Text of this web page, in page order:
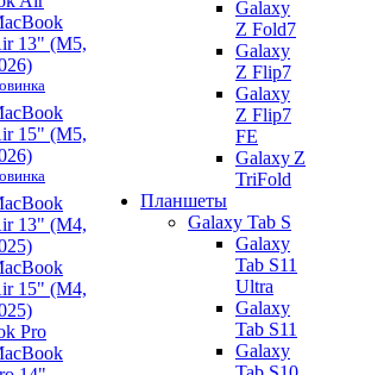
13" (M5,
15" (M5,
13" (M4,
15" (M4,
Pro
Galaxy
Z Fold7
Galaxy
Z Flip7
Galaxy
Z Flip7
FE
Galaxy Z
TriFold
Планшеты
Galaxy Tab S
Galaxy
Tab S11
Ultra
Galaxy
Tab S11
Galaxy